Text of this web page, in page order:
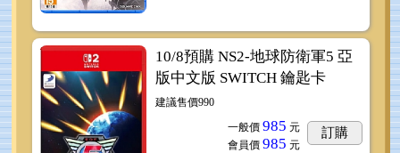
10/8預購 NS2-地球防衛軍5 亞
版中文版 SWITCH 鑰匙卡
建議售價990
一般價 985 元
會員價 985 元
訂購